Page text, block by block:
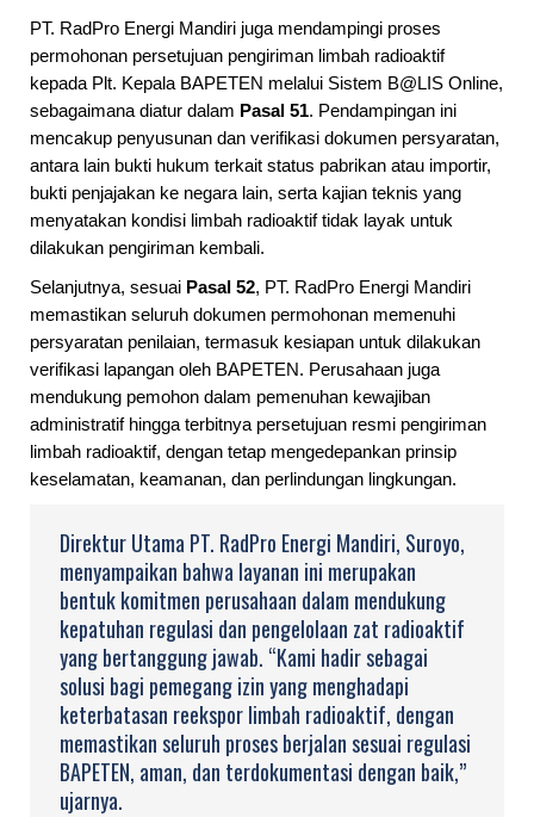
PT. RadPro Energi Mandiri juga mendampingi proses
permohonan persetujuan pengiriman limbah radioaktif
kepada Plt. Kepala BAPETEN melalui Sistem B@LIS Online,
sebagaimana diatur dalam Pasal 51. Pendampingan ini
mencakup penyusunan dan verifikasi dokumen persyaratan,
antara lain bukti hukum terkait status pabrikan atau importir,
bukti penjajakan ke negara lain, serta kajian teknis yang
menyatakan kondisi limbah radioaktif tidak layak untuk
dilakukan pengiriman kembali.
Selanjutnya, sesuai Pasal 52, PT. RadPro Energi Mandiri
memastikan seluruh dokumen permohonan memenuhi
persyaratan penilaian, termasuk kesiapan untuk dilakukan
verifikasi lapangan oleh BAPETEN. Perusahaan juga
mendukung pemohon dalam pemenuhan kewajiban
administratif hingga terbitnya persetujuan resmi pengiriman
limbah radioaktif, dengan tetap mengedepankan prinsip
keselamatan, keamanan, dan perlindungan lingkungan.
Direktur Utama PT. RadPro Energi Mandiri, Suroyo,
menyampaikan bahwa layanan ini merupakan
bentuk komitmen perusahaan dalam mendukung
kepatuhan regulasi dan pengelolaan zat radioaktif
yang bertanggung jawab. “Kami hadir sebagai
solusi bagi pemegang izin yang menghadapi
keterbatasan reekspor limbah radioaktif, dengan
memastikan seluruh proses berjalan sesuai regulasi
BAPETEN, aman, dan terdokumentasi dengan baik,”
ujarnya.